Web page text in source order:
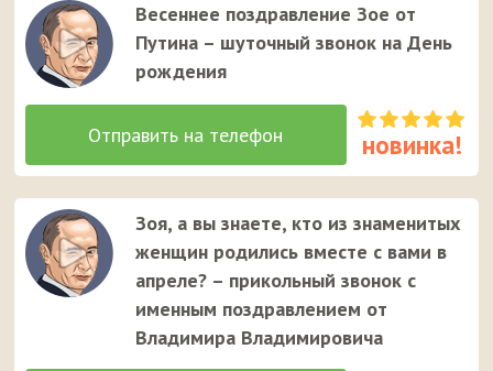
Весеннее поздравление Зое от
Путина – шуточный звонок на День
рождения
Зоя, а вы знаете, кто из знаменитых
женщин родились вместе с вами в
апреле? – прикольный звонок с
именным поздравлением от
Владимира Владимировича